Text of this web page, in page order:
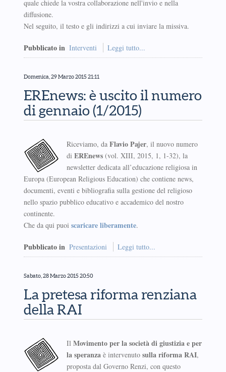
quale chiede la vostra collaborazione nell'invio e nella
diffusione.
Nel seguito, il testo e gli indirizzi a cui inviare la missiva.
Pubblicato in Interventi Leggi tutto...
Domenica, 29 Marzo 2015 21:11
EREnews: è uscito il numero
di gennaio (1/2015)
Riceviamo, da Flavio Pajer, il nuovo numero
di EREnews(vol. XIII, 2015, 1, 1-32), la
newsletter dedicata all’educazione religiosa in
Europa (European Religious Education) che contiene news,
documenti, eventi e bibliografia sulla gestione del religioso
nello spazio pubblico educativo e accademico del nostro
continente.
Che da qui puoi scaricare liberamente.
Pubblicato in Presentazioni Leggi tutto...
Sabato, 28 Marzo 2015 20:50
La pretesa riforma renziana
della RAI
Il Movimento per la società di giustizia e per
la speranza è intervenuto sulla riforma RAI,
proposta dal Governo Renzi, con questo